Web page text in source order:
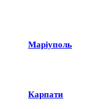
Маріуполь
Карпати